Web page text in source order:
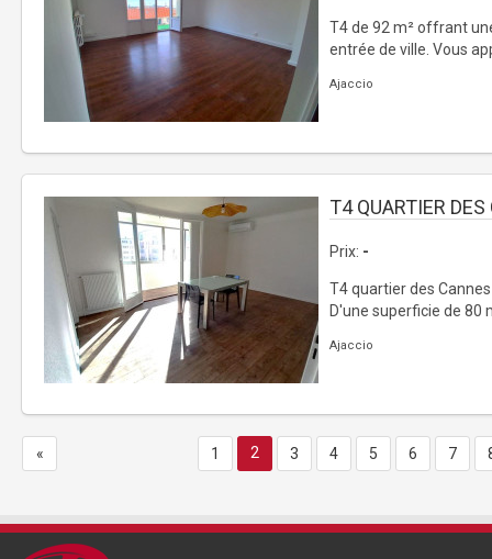
T4 de 92 m² offrant
entrée de ville. Vous
Ajaccio
T4 QUARTIER
Prix: -
T4 quartier des
D'une superficie de 80
Ajaccio
« 1 2 3 4 5 6 7